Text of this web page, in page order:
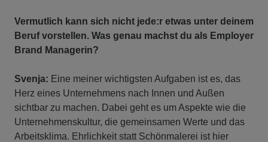
Vermutlich kann sich nicht jede:r etwas unter deinem
Beruf vorstellen. Was genau machst du als Employer
Brand Managerin?
Svenja: Eine meiner wichtigsten Aufgaben ist es, das
Herz eines Unternehmens nach Innen und Außen
sichtbar zu machen. Dabei geht es um Aspekte wie die
Unternehmenskultur, die gemeinsamen Werte und das
Arbeitsklima. Ehrlichkeit statt Schönmalerei ist hier